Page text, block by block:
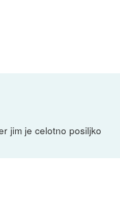
jim je celotno posiljko